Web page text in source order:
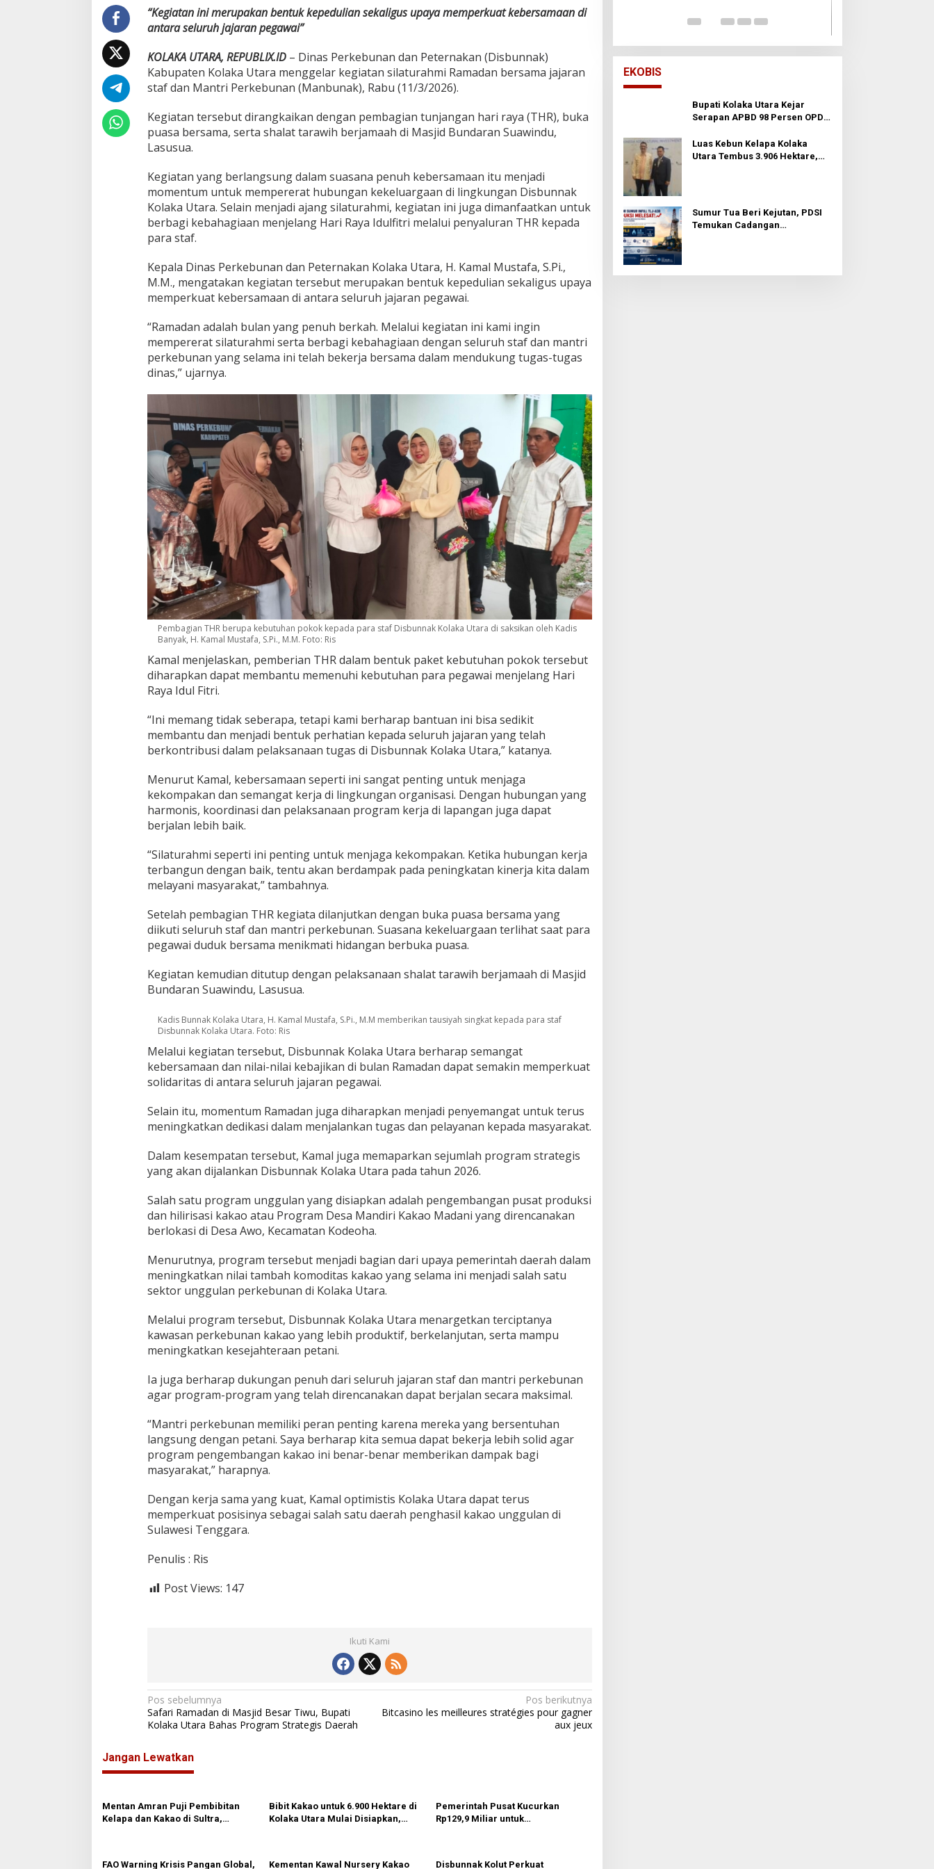
a
m
a
a
n
B
g
i
T
H
R
d
a
u
k
a
P
a
s
a
B
e
r
a
m
a
S
t
a
f
M
m
b
u
n
a
k
“Kegiatan ini merupakan bentuk kepedulian sekaligus upaya memperkuat kebersamaan di
antara seluruh jajaran pegawai”
KOLAKA UTARA, REPUBLIX.ID– Dinas Perkebunan dan Peternakan (Disbunnak)
Kabupaten Kolaka Utara menggelar kegiatan silaturahmi Ramadan bersama jajaran
staf dan Mantri Perkebunan (Manbunak), Rabu (11/3/2026).
Kegiatan tersebut dirangkaikan dengan pembagian tunjangan hari raya (THR), buka
puasa bersama, serta shalat tarawih berjamaah di Masjid Bundaran Suawindu,
Lasusua.
Kegiatan yang berlangsung dalam suasana penuh kebersamaan itu menjadi
momentum untuk mempererat hubungan kekeluargaan di lingkungan Disbunnak
Kolaka Utara. Selain menjadi ajang silaturahmi, kegiatan ini juga dimanfaatkan untuk
berbagi kebahagiaan menjelang Hari Raya Idulfitri melalui penyaluran THR kepada
para staf.
Kepala Dinas Perkebunan dan Peternakan Kolaka Utara, H. Kamal Mustafa, S.Pi.,
M.M., mengatakan kegiatan tersebut merupakan bentuk kepedulian sekaligus upaya
memperkuat kebersamaan di antara seluruh jajaran pegawai.
“Ramadan adalah bulan yang penuh berkah. Melalui kegiatan ini kami ingin
mempererat silaturahmi serta berbagi kebahagiaan dengan seluruh staf dan mantri
perkebunan yang selama ini telah bekerja bersama dalam mendukung tugas-tugas
dinas,” ujarnya.
Pembagian THR berupa kebutuhan pokok kepada para staf Disbunnak Kolaka Utara di saksikan oleh Kadis
Banyak, H. Kamal Mustafa, S.Pi., M.M. Foto: Ris
Kamal menjelaskan, pemberian THR dalam bentuk paket kebutuhan pokok tersebut
diharapkan dapat membantu memenuhi kebutuhan para pegawai menjelang Hari
Raya Idul Fitri.
“Ini memang tidak seberapa, tetapi kami berharap bantuan ini bisa sedikit
membantu dan menjadi bentuk perhatian kepada seluruh jajaran yang telah
berkontribusi dalam pelaksanaan tugas di Disbunnak Kolaka Utara,” katanya.
Menurut Kamal, kebersamaan seperti ini sangat penting untuk menjaga
kekompakan dan semangat kerja di lingkungan organisasi. Dengan hubungan yang
harmonis, koordinasi dan pelaksanaan program kerja di lapangan juga dapat
berjalan lebih baik.
“Silaturahmi seperti ini penting untuk menjaga kekompakan. Ketika hubungan kerja
terbangun dengan baik, tentu akan berdampak pada peningkatan kinerja kita dalam
melayani masyarakat,” tambahnya.
Setelah pembagian THR kegiata dilanjutkan dengan buka puasa bersama yang
diikuti seluruh staf dan mantri perkebunan. Suasana kekeluargaan terlihat saat para
pegawai duduk bersama menikmati hidangan berbuka puasa.
Kegiatan kemudian ditutup dengan pelaksanaan shalat tarawih berjamaah di Masjid
Bundaran Suawindu, Lasusua.
Kadis Bunnak Kolaka Utara, H. Kamal Mustafa, S.Pi., M.M memberikan tausiyah singkat kepada para staf
Disbunnak Kolaka Utara. Foto: Ris
Melalui kegiatan tersebut, Disbunnak Kolaka Utara berharap semangat
kebersamaan dan nilai-nilai kebajikan di bulan Ramadan dapat semakin memperkuat
solidaritas di antara seluruh jajaran pegawai.
Selain itu, momentum Ramadan juga diharapkan menjadi penyemangat untuk terus
meningkatkan dedikasi dalam menjalankan tugas dan pelayanan kepada masyarakat.
Dalam kesempatan tersebut, Kamal juga memaparkan sejumlah program strategis
yang akan dijalankan Disbunnak Kolaka Utara pada tahun 2026.
Salah satu program unggulan yang disiapkan adalah pengembangan pusat produksi
dan hilirisasi kakao atau Program Desa Mandiri Kakao Madani yang direncanakan
berlokasi di Desa Awo, Kecamatan Kodeoha.
Menurutnya, program tersebut menjadi bagian dari upaya pemerintah daerah dalam
meningkatkan nilai tambah komoditas kakao yang selama ini menjadi salah satu
sektor unggulan perkebunan di Kolaka Utara.
Melalui program tersebut, Disbunnak Kolaka Utara menargetkan terciptanya
kawasan perkebunan kakao yang lebih produktif, berkelanjutan, serta mampu
meningkatkan kesejahteraan petani.
Ia juga berharap dukungan penuh dari seluruh jajaran staf dan mantri perkebunan
agar program-program yang telah direncanakan dapat berjalan secara maksimal.
“Mantri perkebunan memiliki peran penting karena mereka yang bersentuhan
langsung dengan petani. Saya berharap kita semua dapat bekerja lebih solid agar
program pengembangan kakao ini benar-benar memberikan dampak bagi
masyarakat,” harapnya.
Dengan kerja sama yang kuat, Kamal optimistis Kolaka Utara dapat terus
memperkuat posisinya sebagai salah satu daerah penghasil kakao unggulan di
Sulawesi Tenggara.
Penulis : Ris
Post Views: 147
Ikuti Kami
N
a
i
a
s
p
Pos sebelumnya
Safari Ramadan di Masjid Besar Tiwu, Bupati
Kolaka Utara Bahas Program Strategis Daerah
Pos berikutnya
Bitcasino les meilleures stratégies pour gagner
aux jeux
Jangan Lewatkan
Mentan Amran Puji Pembibitan
Kelapa dan Kakao di Sultra,
Bibit Kakao untuk 6.900 Hektare di
Kolaka Utara Mulai Disiapkan,
Pemerintah Pusat Kucurkan
Rp129,9 Miliar untuk
FAO Warning Krisis Pangan Global,
Kementan Kawal Nursery Kakao Disbunnak Kolut Perkuat
EKOBIS
Bupati Kolaka Utara Kejar
Serapan APBD 98 Persen OPD
Hindari Program Mandek
Luas Kebun Kelapa Kolaka
Utara Tembus 3.906 Hektare,
Sumur Tua Beri Kejutan, PDSI
Temukan Cadangan